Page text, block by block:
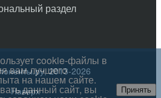
раздел
2013-2026
Наверх
cookie-файлы в
вам лучшего
на нашем сайте.
данный сайт, вы Принять